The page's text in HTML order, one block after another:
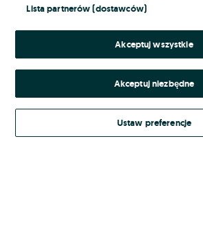
Nie pamiętasz hasła?
Zaloguj się
Kontynuując za pośrednictwem jednego z
Regulamin serwisuOLX.pl w jego
Lista partnerów (dostawców)
Akceptuj wszystkie
Akceptuj niezbędne
Ustaw preferencje